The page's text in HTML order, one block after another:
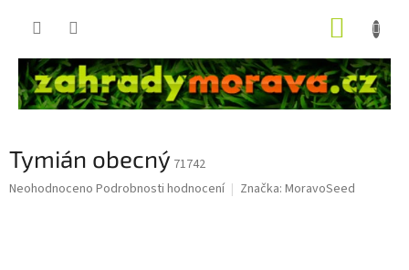
Tymián obecný 71742
Průměrné
Neohodnoceno Podrobnosti hodnocení Značka: MoravoSeed